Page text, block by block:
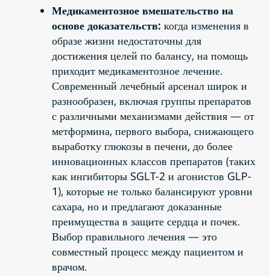
Медикаментозное вмешательство на
основе доказательств: когда изменения в
образе жизни недостаточны для
достижения целей по балансу, на помощь
приходит медикаментозное лечение.
Современный лечебный арсенал широк и
разнообразен, включая группы препаратов
с различными механизмами действия — от
метформина, первого выбора, снижающего
выработку глюкозы в печени, до более
инновационных классов препаратов (таких
как ингибиторы SGLT-2 и агонистов GLP-
1), которые не только балансируют уровни
сахара, но и предлагают доказанные
преимущества в защите сердца и почек.
Выбор правильного лечения — это
совместный процесс между пациентом и
врачом.